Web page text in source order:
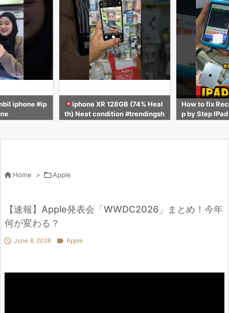
iphone #ip
iphone XR 128GB (74% Heal
th) Neat condition #trendingsh
How to fix
p by Step
 Home > Apple
【速報】Apple発表会「WWDC2026」まとめ！今年
何が変わる？
 June 8, 2026  Apple